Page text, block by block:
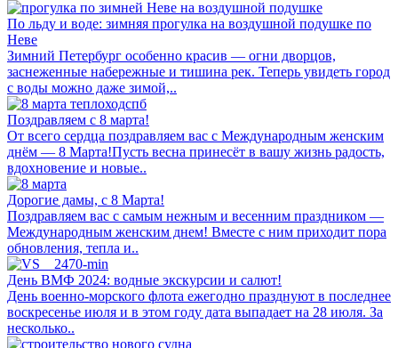
По льду и воде: зимняя прогулка на воздушной подушке по
Неве
Зимний Петербург особенно красив — огни дворцов,
заснеженные набережные и тишина рек. Теперь увидеть город
с воды можно даже зимой,..
Поздравляем с 8 марта!
От всего сердца поздравляем вас с Международным женским
днём — 8 Марта!Пусть весна принесёт в вашу жизнь радость,
вдохновение и новые..
Дорогие дамы, с 8 Марта!
Поздравляем вас с самым нежным и весенним праздником —
Международным женским днем! Вместе с ним приходит пора
обновления, тепла и..
День ВМФ 2024: водные экскурсии и салют!
День военно-морского флота ежегодно празднуют в последнее
воскресенье июля и в этом году дата выпадает на 28 июля. За
несколько..